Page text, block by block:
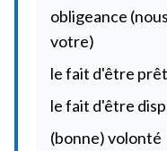
obligeance
votre)
le fait d'être
le fait d'être
(bonne) volonté